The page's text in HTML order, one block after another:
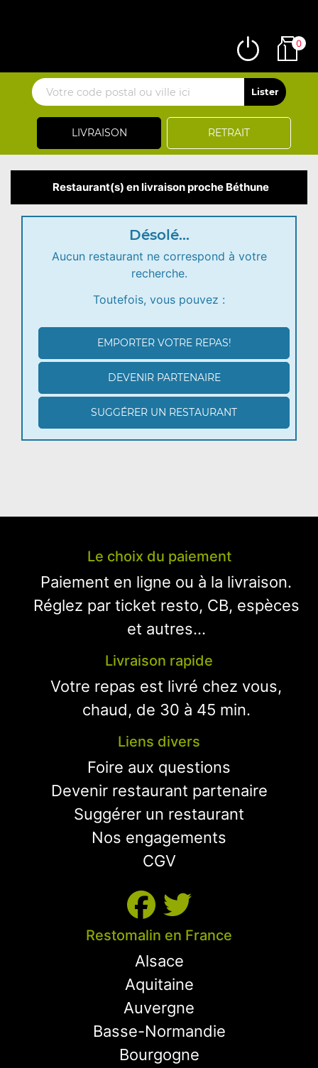
LIVRAISON RETRAIT
0
Restaurant(s) en livraison proche Béthune
Désolé...
Aucun restaurant ne correspond à votre
recherche.
Toutefois, vous pouvez :
EMPORTER VOTRE REPAS!
DEVENIR PARTENAIRE
SUGGÉRER UN RESTAURANT
Le choix du paiement
Paiement en ligne ou à la livraison.
Réglez par ticket resto, CB, espèces
et autres...
Livraison rapide
Votre repas est livré chez vous,
chaud, de 30 à 45 min.
Liens divers
Foire aux questions
Devenir restaurant partenaire
Suggérer un restaurant
Nos engagements
CGV
Restomalin en France
Alsace
Aquitaine
Auvergne
Basse-Normandie
Bourgogne